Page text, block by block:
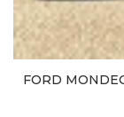
FORD